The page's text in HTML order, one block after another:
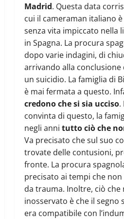
Madrid. Questa data
cui il cameraman italiano
senza vita impiccato nella
in Spagna. La procura
dopo varie indagini, di
arrivando alla
un suicidio. La famiglia di
è mai fermata a questo.
credono che si sia ucciso.
convinta di questo, la
negli anni tutto ciò che
Va precisato che sul suo
trovate delle contusioni,
fronte. La procura
precisato ai tempi che non
da trauma. Inoltre, ciò che
inosservato è che il segno
era compatibile con